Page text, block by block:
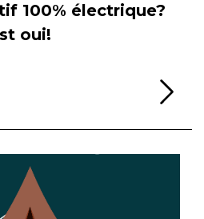
100% électrique?
oui!